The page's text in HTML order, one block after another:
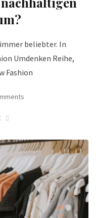
beliebter. In
Umdenken Reihe,
Fashion